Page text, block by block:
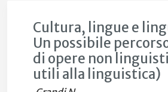
Cultura, lingue e
Un possibile
di opere non
utili alla linguistica)